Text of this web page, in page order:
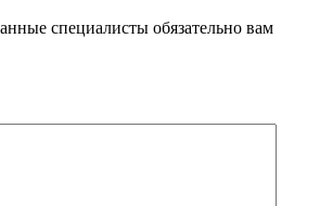
специалисты обязательно вам